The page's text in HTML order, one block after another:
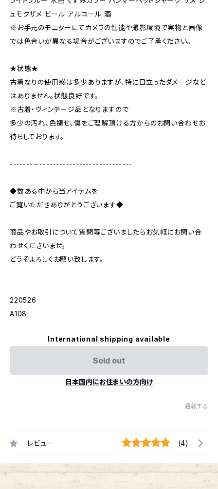
ュモクザメ ビール アルコール 酒
※お手元のモニターにてカメラの性能や撮影環境で実物と画像
では色合いが異なる場合がございますのでご了承ください。
★状態★
古着なりの使用感は多少ありますが、特に目立ったダメージなど
はありません。状態良好です。
※古着・ヴィンテージ品となりますので
多少の汚れ、色褪せ、傷をご理解頂ける方からのお問い合わせお
待ちしております。
-------------------------------------
◆数ある中から当アイテムを
ご覧いただきありがとうございます◆
商品やお取引について質問等ございましたらお気軽にお問い合
わせくださいませ。
どうぞよろしくお願い致します。
220526
A108
International shipping available
Sold out
日本国内にお住まいの方向け
通報する
レビュー (4)